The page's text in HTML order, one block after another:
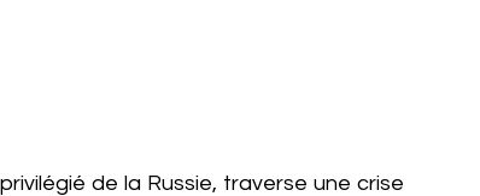
de la Russie, traverse une crise